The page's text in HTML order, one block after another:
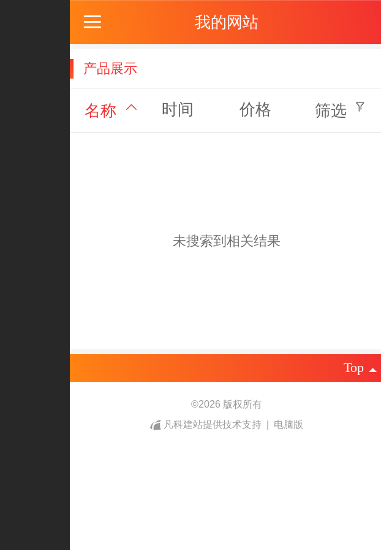
我的网站
产品展示
名称 时间 价格 筛选
未搜索到相关结果
Top
©2026 版权所有
凡科建站提供技术支持
电脑版